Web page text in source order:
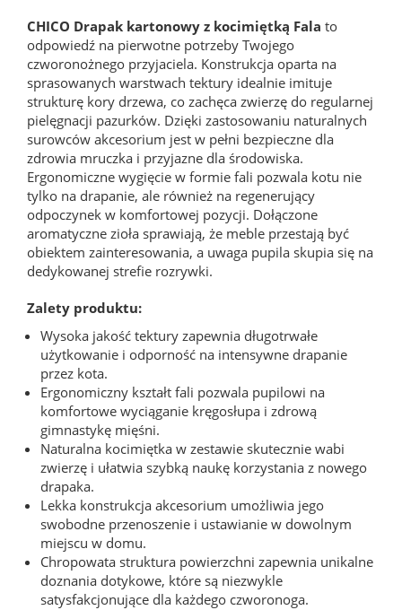
CHICO Drapak kartonowy z kocimiętką Fala to
odpowiedź na pierwotne potrzeby Twojego
czworonożnego przyjaciela. Konstrukcja oparta na
sprasowanych warstwach tektury idealnie imituje
strukturę kory drzewa, co zachęca zwierzę do regularnej
pielęgnacji pazurków. Dzięki zastosowaniu naturalnych
surowców akcesorium jest w pełni bezpieczne dla
zdrowia mruczka i przyjazne dla środowiska.
Ergonomiczne wygięcie w formie fali pozwala kotu nie
tylko na drapanie, ale również na regenerujący
odpoczynek w komfortowej pozycji. Dołączone
aromatyczne zioła sprawiają, że meble przestają być
obiektem zainteresowania, a uwaga pupila skupia się na
dedykowanej strefie rozrywki.
Zalety produktu:
Wysoka jakość tektury zapewnia długotrwałe
użytkowanie i odporność na intensywne drapanie
przez kota.
Ergonomiczny kształt fali pozwala pupilowi na
komfortowe wyciąganie kręgosłupa i zdrową
gimnastykę mięśni.
Naturalna kocimiętka w zestawie skutecznie wabi
zwierzę i ułatwia szybką naukę korzystania z nowego
drapaka.
Lekka konstrukcja akcesorium umożliwia jego
swobodne przenoszenie i ustawianie w dowolnym
miejscu w domu.
Chropowata struktura powierzchni zapewnia unikalne
doznania dotykowe, które są niezwykle
satysfakcjonujące dla każdego czworonoga.